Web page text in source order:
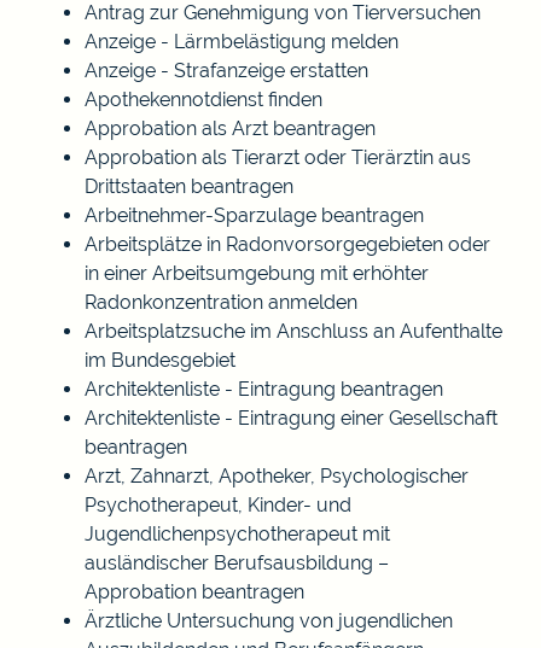
Antrag zur Genehmigung von Tierversuchen
Anzeige - Lärmbelästigung melden
Anzeige - Strafanzeige erstatten
Apothekennotdienst finden
Approbation als Arzt beantragen
Approbation als Tierarzt oder Tierärztin aus
Drittstaaten beantragen
Arbeitnehmer-Sparzulage beantragen
Arbeitsplätze in Radonvorsorgegebieten oder
in einer Arbeitsumgebung mit erhöhter
Radonkonzentration anmelden
Arbeitsplatzsuche im Anschluss an Aufenthalte
im Bundesgebiet
Architektenliste - Eintragung beantragen
Architektenliste - Eintragung einer Gesellschaft
beantragen
Arzt, Zahnarzt, Apotheker, Psychologischer
Psychotherapeut, Kinder- und
Jugendlichenpsychotherapeut mit
ausländischer Berufsausbildung –
Approbation beantragen
Ärztliche Untersuchung von jugendlichen